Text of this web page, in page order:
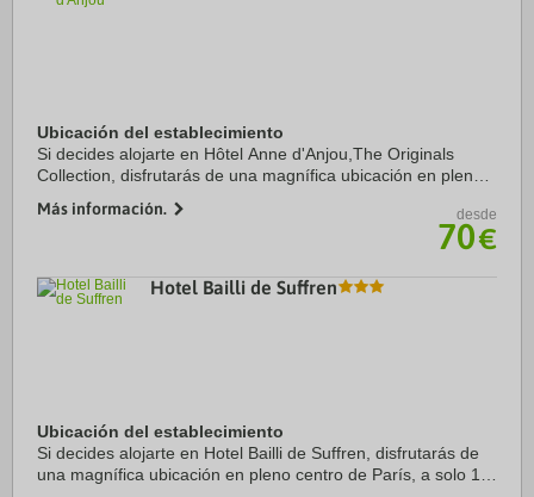
Ubicación del establecimiento
Si decides alojarte en Hôtel Anne d'Anjou,The Originals
Collection, disfrutarás de una magnífica ubicación en pleno
Touraine Regional Natural Park y a ...
Más información. desde
70€
Hotel Bailli de Suffren
Ubicación del establecimiento
Si decides alojarte en Hotel Bailli de Suffren, disfrutarás de
una magnífica ubicación en pleno centro de París, a solo 15